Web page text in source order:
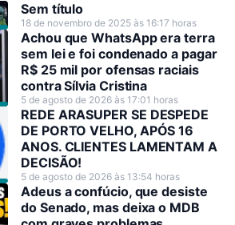
Sem título
18 de novembro de 2025 às 16:17 horas
Achou que WhatsApp era terra
sem lei e foi condenado a pagar
R$ 25 mil por ofensas raciais
contra Sílvia Cristina
5 de agosto de 2026 às 17:01 horas
REDE ARASUPER SE DESPEDE
DE PORTO VELHO, APÓS 16
ANOS. CLIENTES LAMENTAM A
DECISÃO!
5 de agosto de 2026 às 13:54 horas
Adeus a confúcio, que desiste
do Senado, mas deixa o MDB